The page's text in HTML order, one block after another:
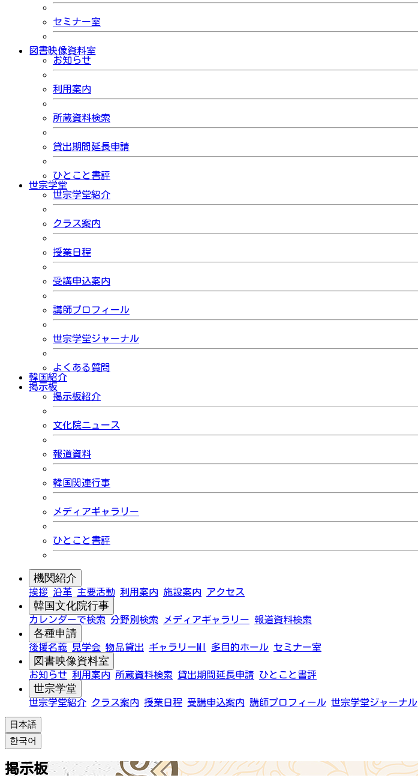
セミナー室
図書映像資料室
お知らせ
利用案内
所蔵資料検索
貸出期間延長申請
ひとこと書評
世宗学堂
世宗学堂紹介
クラス案内
授業日程
受講申込案内
講師プロフィール
世宗学堂ジャーナル
よくある質問
韓国紹介
掲示板
掲示板紹介
文化院ニュース
報道資料
韓国関連行事
メディアギャラリー
ひとこと書評
機関紹介
挨拶 沿革 主要活動 利用案内 施設案内 アクセス
韓国文化院行事
カレンダーで検索 分野別検索 メディアギャラリー 報道資料検索
各種申請
後援名義 見学会 物品貸出 ギャラリーMI 多目的ホール セミナー室
図書映像資料室
お知らせ 利用案内 所蔵資料検索 貸出期間延長申請 ひとこと書評
世宗学堂
世宗学堂紹介 クラス案内 授業日程 受講申込案内 講師プロフィール 世宗学堂ジャーナル
日本語
한국어
掲示板